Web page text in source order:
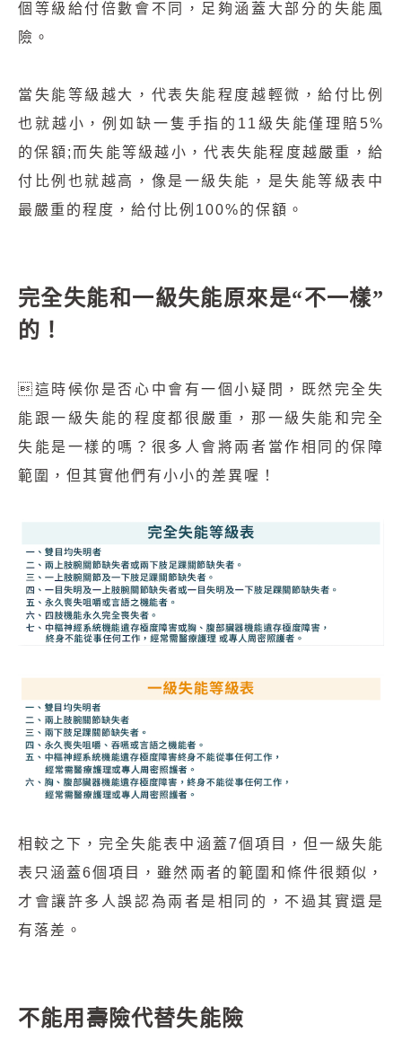
個等級給付倍數會不同，足夠涵蓋大部分的失能風
險。
當失能等級越大，代表失能程度越輕微，給付比例
也就越小，例如缺一隻手指的11級失能僅理賠5%
的保額;而失能等級越小，代表失能程度越嚴重，給
付比例也就越高，像是一級失能，是失能等級表中
最嚴重的程度，給付比例100%的保額。
完全失能和一級失能原來是“不一樣”
的！
這時候你是否心中會有一個小疑問，既然完全失
能跟一級失能的程度都很嚴重，那一級失能和完全
失能是一樣的嗎？很多人會將兩者 當作相同的保障
範圍，但其實他們有小小的差異喔！
相較之下，完全失能表中涵蓋7個項目，但一級失能
表只涵蓋6個項目，雖然兩者的範圍和條件很類似，
才會讓許多人誤認為兩者是相同的，不過其實還是
有落差。
不能用壽險代替失能險